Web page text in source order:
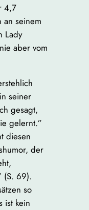
4,7
an seinem
Lady
aber vom
seiner
gesagt,
gelernt.”
diesen
der
(S. 69).
so
ist kein